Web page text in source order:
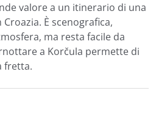
valore a un itinerario di una
È scenografica,
ma resta facile da
a Korčula permette di
fretta.